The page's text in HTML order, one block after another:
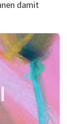
damit